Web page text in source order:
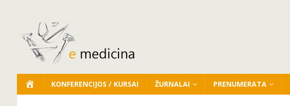
KONFERENCIJOS / KURSAI ŽURNALAI PRENUMERATA